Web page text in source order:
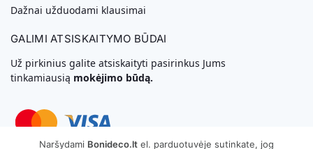
Dažnai užduodami klausimai
GALIMI ATSISKAITYMO BŪDAI
Už pirkinius galite atsiskaityti pasirinkus Jums
tinkamiausią mokėjimo būdą.
Naršydami Bonideco.lt el. parduotuvėje sutinkate, jog